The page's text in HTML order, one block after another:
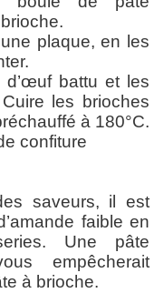
plaque, en les
d’œuf battu et les
les brioches
à 180°C.
confiture
saveurs, il est
faible en
Une pâte
empêcherait
à brioche.